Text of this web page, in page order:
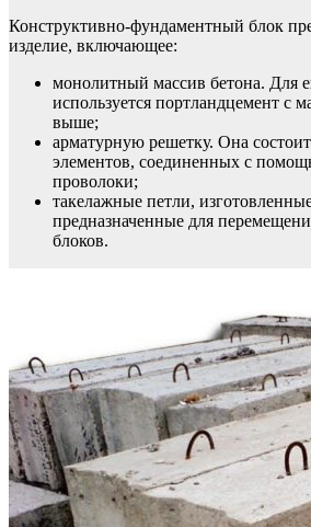
Конструктивно-фундаментный блок
изделие, включающее:
монолитный массив бетона. Для
используется портландцемент с
выше;
арматурную решетку. Она
элементов, соединенных с
проволоки;
такелажные петли,
предназначенные для
блоков.